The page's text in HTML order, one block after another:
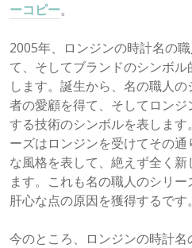
ーコピー。
2005年、ロンジンの時計名の
て、そしてブランドのシンボ
します。誕生から、名の職人
者の愛顧を得て、そしてロン
する技術のシンボルを表します
ーズはロンジンを受けてその
な風格を表して、絶えず全く
ます。これも名の職人のシリ
肝心な点の原因を獲得するです。
今のところ、ロンジンの時計